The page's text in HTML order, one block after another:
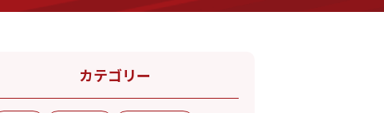
カテゴリー